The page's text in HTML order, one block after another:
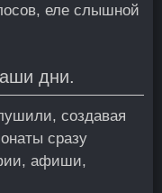
еле слышной
дни.
создавая
сразу
афиши,